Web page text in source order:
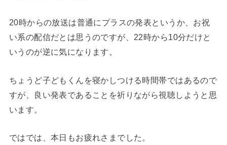
20時からの放送は普通にプラスの発表というか、お祝
い系の配信だとは思うのですが、22時から10分だけと
いうのが逆に気になります。
ちょうど子どもくんを寝かしつける時間帯ではあるので
すが、良い発表であることを祈りながら視聴しようと思
います。
ではでは、本日もお疲れさまでした。